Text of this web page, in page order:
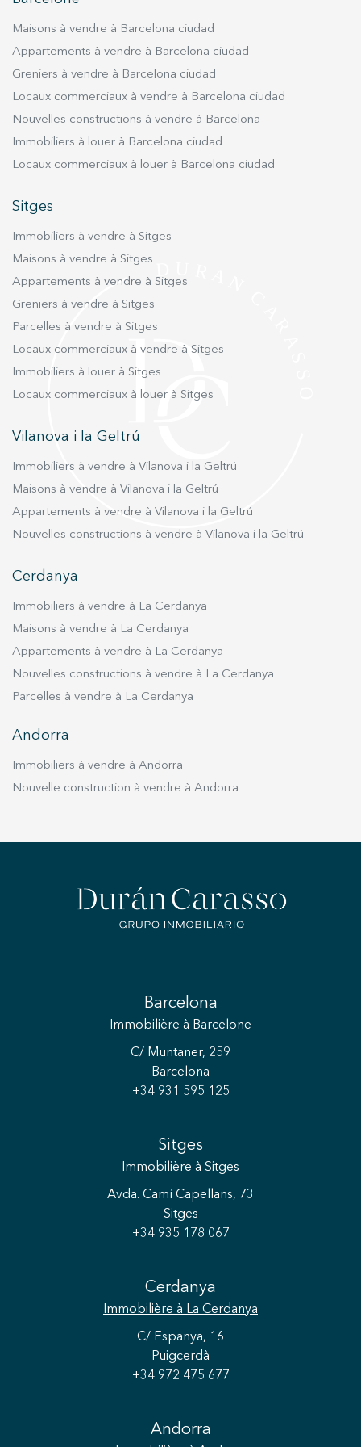
ville grâce à ses magnifiques fenêtres avec
sortie sur le jardin privé avec piscine. La
propriété dispose de 5 chambres doubles, 6
salles de bain, un sauna, un espace home
opportunité de vivre en touchant le ciel !!!. Ne
manquez pas l'occasion de visiter cette
amoureux!.
Maisons à vendre à Barcelona ciudad
Appartements à vendre à Barcelona ciudad
Greniers à vendre à Barcelona ciudad
Locaux commerciaux à vendre à Barcelona ciudad
Nouvelles constructions à vendre à Barcelona
Immobiliers à louer à Barcelona ciudad
Locaux commerciaux à louer à Barcelona ciudad
Sitges
Immobiliers à vendre à Sitges
Maisons à vendre à Sitges
Appartements à vendre à Sitges
Greniers à vendre à Sitges
Parcelles à vendre à Sitges
Locaux commerciaux à vendre à Sitges
Immobiliers à louer à Sitges
Locaux commerciaux à louer à Sitges
Vilanova i la Geltrú
Immobiliers à vendre à Vilanova i la Geltrú
Maisons à vendre à Vilanova i la Geltrú
Appartements à vendre à Vilanova i la Geltrú
Nouvelles constructions à vendre à Vilanova i la Geltrú
Cerdanya
Immobiliers à vendre à La Cerdanya
Maisons à vendre à La Cerdanya
Appartements à vendre à La Cerdanya
Nouvelles constructions à vendre à La Cerdanya
Parcelles à vendre à La Cerdanya
Andorra
Immobiliers à vendre à Andorra
Nouvelle construction à vendre à Andorra
Barcelona
Immobilière à Barcelone
C/ Muntaner, 259
Barcelona
+34 931 595 125
Sitges
Immobilière à Sitges
Avda. Camí Capellans, 73
Sitges
+34 935 178 067
Cerdanya
Immobilière à La Cerdanya
C/ Espanya, 16
Puigcerdà
+34 972 475 677
Andorra